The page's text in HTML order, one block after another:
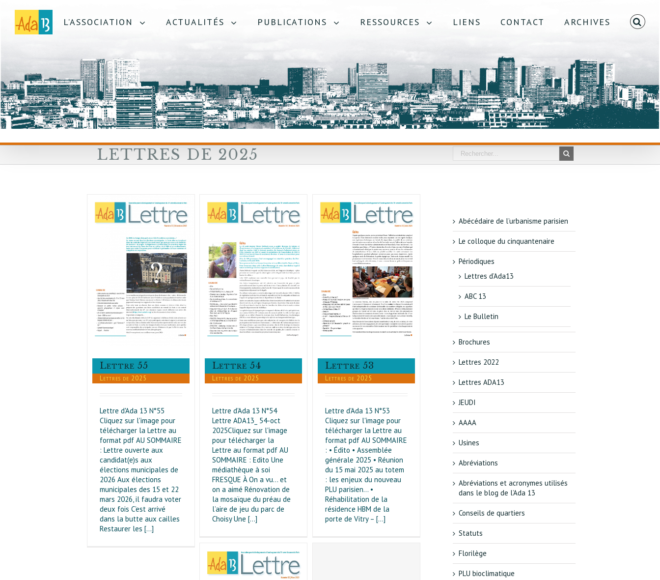
L’ASSOCIATION ACTUALITÉS PUBLICATIONS RESSOURCES LIENS CONTACT ARCHIVES
LETTRES DE 2025
Lettre 55
Lettres de 2025
Lettre d'Ada 13 N°55
Cliquez sur l'image pour
télécharger la Lettre au
format pdf AU SOMMAIRE
: Lettre ouverte aux
candidat(e)s aux
élections municipales de
2026 Aux élections
municipales des 15 et 22
mars 2026, il faudra voter
deux fois C’est arrivé
dans la butte aux cailles
Restaurer les [...]
Lettre 54
Lettres de 2025
Lettre 54
Lettres de 2025
Lettre d'Ada 13 N°54
Lettre ADA13_ 54-oct
2025Cliquez sur l'image
pour télécharger la
Lettre au format pdf AU
SOMMAIRE : Edito Une
médiathèque à soi
FRESQUE À On a vu... et
on a aimé Rénovation de
la mosaïque du préau de
l’aire de jeu du parc de
Choisy Une [...]
Lettre 53
Lettres de 2025
Lettre 53
Lettres de 2025
Lettre d'Ada 13 N°53
Cliquez sur l'image pour
télécharger la Lettre au
format pdf AU SOMMAIRE
: • Édito • Assemblée
générale 2025 • Réunion
du 15 mai 2025 au totem
: les enjeux du nouveau
PLU parisien... •
Réhabilitation de la
résidence HBM de la
porte de Vitry – [...]
Périodiques
Abécédaire de l’urbanisme parisien
Le colloque du cinquantenaire
Périodiques
Lettres d’Ada13
ABC 13
Le Bulletin
Brochures
Lettres 2022
Lettres ADA13
JEUDI
AAAA
Usines
Abréviations
Abréviations et acronymes utilisés
dans le blog de l’Ada 13
Conseils de quartiers
Statuts
Florilège
PLU bioclimatique